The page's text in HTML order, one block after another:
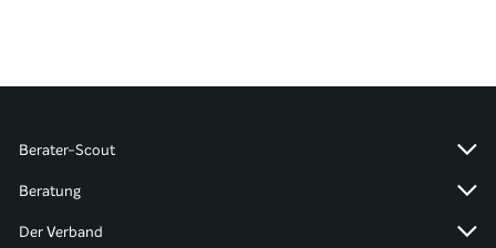
Berater-Scout
Beratung
Der Verband